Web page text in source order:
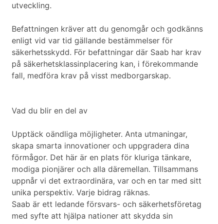
utveckling.
Befattningen kräver att du genomgår och godkänns
enligt vid var tid gällande bestämmelser för
säkerhetsskydd. För befattningar där Saab har krav
på säkerhetsklassinplacering kan, i förekommande
fall, medföra krav på visst medborgarskap.
Vad du blir en del av
Upptäck oändliga möjligheter. Anta utmaningar,
skapa smarta innovationer och uppgradera dina
förmågor. Det här är en plats för kluriga tänkare,
modiga pionjärer och alla däremellan. Tillsammans
uppnår vi det extraordinära, var och en tar med sitt
unika perspektiv. Varje bidrag räknas.
Saab är ett ledande försvars- och säkerhetsföretag
med syfte att hjälpa nationer att skydda sin